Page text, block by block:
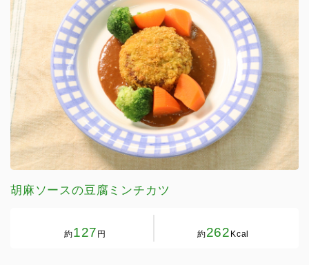
胡麻ソースの豆腐ミンチカツ
約127 円 約262 Kcal